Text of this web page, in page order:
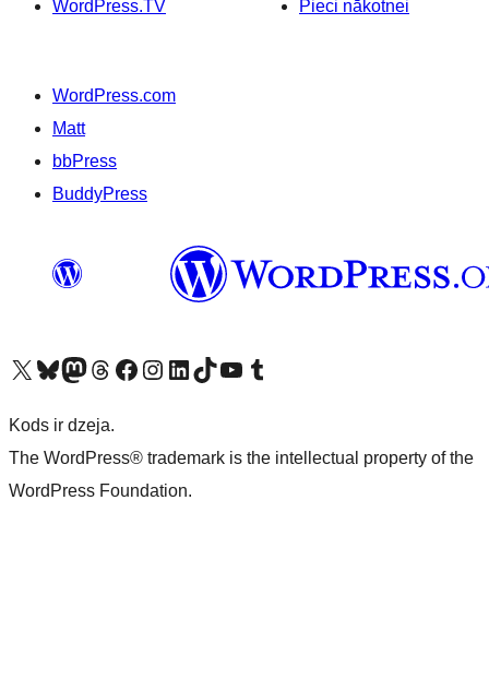
WordPress.TV
Pieci nākotnei
WordPress.com
Matt
bbPress
BuddyPress
Apmeklējiet mūsu X (agrāk Twitter) kontu
Apmeklējiet mūsu Bluesky kontu
Apmeklējiet mūsu Mastodon kontu
Apmeklējiet mūsu Threads kontu
Apmeklējiet mūsu Facebook lapuApmeklējiet mūsu Instagram kontu
Apmeklējiet mūsu LinkedIn kontu
Apmeklējiet mūsu TikTok kontu
Apmeklējiet mūsu YouTube kanālu
Apmeklējiet mūsu Tumblr kontu
Kods ir dzeja.
The WordPress® trademark is the intellectual property of the
WordPress Foundation.